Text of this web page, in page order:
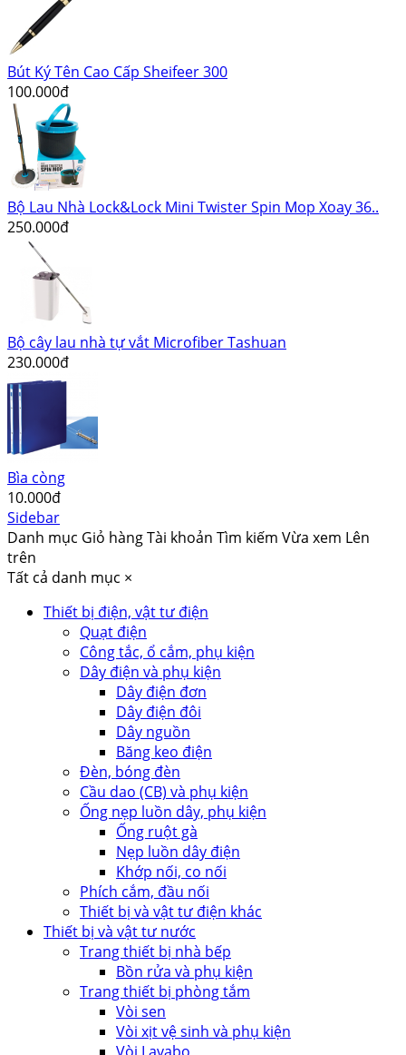
Bút Ký Tên Cao Cấp Sheifeer 300
100.000đ
Bộ Lau Nhà Lock&Lock Mini Twister Spin Mop Xoay 36..
250.000đ
Bộ cây lau nhà tự vắt Microfiber Tashuan
230.000đ
Bìa còng
10.000đ
Sidebar
Danh mục Giỏ hàngTài khoản Tìm kiếm Vừa xem Lên
trên
Tất cả danh mục ×
Thiết bị điện, vật tư điện
Quạt điện
Công tắc, ổ cắm, phụ kiện
Dây điện và phụ kiện
Dây điện đơn
Dây điện đôi
Dây nguồn
Băng keo điện
Đèn, bóng đèn
Cầu dao (CB) và phụ kiện
Ống nẹp luồn dây, phụ kiện
Ống ruột gà
Nẹp luồn dây điện
Khớp nối, co nối
Phích cắm, đầu nối
Thiết bị và vật tư điện khác
Thiết bị và vật tư nước
Trang thiết bị nhà bếp
Bồn rửa và phụ kiện
Trang thiết bị phòng tắm
Vòi sen
Vòi xịt vệ sinh và phụ kiện